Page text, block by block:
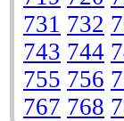
731 732
743 744
755 756
767 768